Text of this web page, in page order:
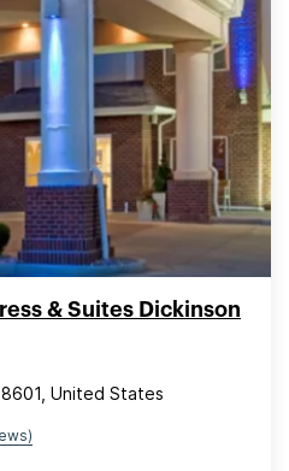
& Suites Dickinson
United States